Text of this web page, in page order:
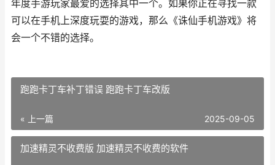
年度手游玩家最爱的选择其中一个。如果你正在寻找一款
可以在手机上深度玩耍的游戏，那么《诛仙手机游戏》将
会一个不错的选择。
跑跑卡丁车补丁错误 跑跑卡丁车改版
« 上一篇 2025-09-05
加速精灵不收费版 加速精灵不收费的软件